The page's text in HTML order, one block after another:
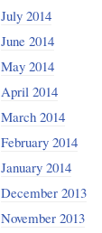
July 2014
June 2014
May 2014
April 2014
March 2014
February 2014
January 2014
December 2013
November 2013